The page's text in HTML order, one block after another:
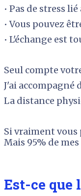
• Pas de stress
• Vous pouvez
• L'échange est
Seul compte
J'ai accompagné
La distance
Si vraiment vous
Mais 95% de
Est-ce que